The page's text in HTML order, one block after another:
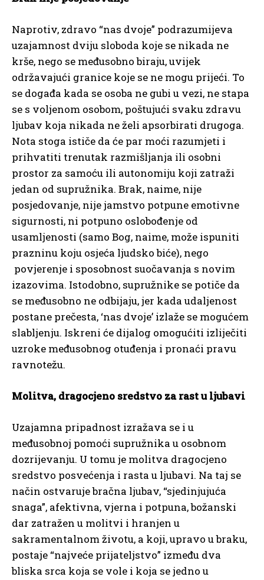
Naprotiv, zdravo “nas dvoje” podrazumijeva
uzajamnost dviju sloboda koje se nikada ne
krše, nego se međusobno biraju, uvijek
održavajući granice koje se ne mogu prijeći. To
se događa kada se osoba ne gubi u vezi, ne stapa
se s voljenom osobom, poštujući svaku zdravu
ljubav koja nikada ne želi apsorbirati drugoga.
Nota stoga ističe da će par moći razumjeti i
prihvatiti trenutak razmišljanja ili osobni
prostor za samoću ili autonomiju koji zatraži
jedan od supružnika. Brak, naime, nije
posjedovanje, nije jamstvo potpune emotivne
sigurnosti, ni potpuno oslobođenje od
usamljenosti (samo Bog, naime, može ispuniti
prazninu koju osjeća ljudsko biće), nego
povjerenje i sposobnost suočavanja s novim
izazovima. Istodobno, supružnike se potiče da
se međusobno ne odbijaju, jer kada udaljenost
postane prečesta, ‘nas dvoje’ izlaže se mogućem
slabljenju. Iskreni će dijalog omogućiti izliječiti
uzroke međusobnog otuđenja i pronaći pravu
ravnotežu.
Molitva, dragocjeno sredstvo za rast u ljubavi
Uzajamna pripadnost izražava se i u
međusobnoj pomoći supružnika u osobnom
dozrijevanju. U tomu je molitva dragocjeno
sredstvo posvećenja i rasta u ljubavi. Na taj se
način ostvaruje bračna ljubav, “sjedinjujuća
snaga”, afektivna, vjerna i potpuna, božanski
dar zatražen u molitvi i hranjen u
sakramentalnom životu, a koji, upravo u braku,
postaje “najveće prijateljstvo” između dva
bliska srca koja se vole i koja se jedno u